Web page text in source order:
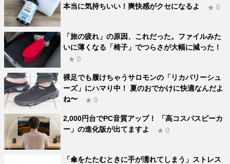
本当に気持ちいい！爽快感がクセになるよ
★ 0
「旅の疲れ」の原因、これだった。ファイルみた
いに薄くなる「椅子」でつらさが大幅に減った！
★ 0
裸足でも履けちゃうサロモンの「リカバリーシュ
ーズ」にハマり中！ 夏のおでかけに快適なんだよ
ね〜
★ 0
2,000円台でPC音質アップ！ 「高コスパスピーカ
ー」の進化版が出てますよ
★ 0
「傘をたたむときに手が濡れてしまう」ストレス